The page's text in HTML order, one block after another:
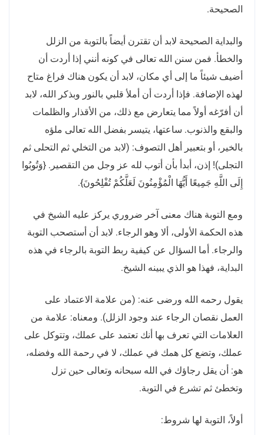
الصحيحة.
والبداية الصحيحة لابد أن تقترن أيضاً بالتوبة من الزلل
والخطأ. فمن سنن الله تعالى في كونه أنني إذا أردت أن
أضيف شيئاً ما إلى أي مكان، لابد أن يكون هناك فراغ متاح
لهذه الإضافة. فإذا أردت أن أملأ قلبي بالنور وبذكر الله، لابد
أن أفرّغه أولاً مما يتعارض مع ذلك، من الأقذار والظلمات
والبقع والذنوب. ساعتها، يتيسر بفضل الله تعالى ملؤه
بالخير، أو بتعبير أهل التصوف: (لابد من التخلي ثم التحلى ثم
التجلى)! إذن، أبدأ بأن أتوب لله عز وجل من التقصير . {وَتُوبُوا
إِلَى اللَّهِ جَمِيعًا أَيُّهَا الْمُؤْمِنُونَ لَعَلَّكُمْ تُفْلِحُونَ}.
ومع التوبة هناك معنى آخر ضروري يركز عليه الشيخ في
هذه الحكمة الأولى، ألا وهو الرجاء. لابد أن أستصحب التوبة
والرجاء. أما السؤال عن كيفية ربط التوبة بالرجاء في هذه
البداية، فهذا هو الذي يبينه الشيخ.
يقول رحمه الله ورضى عنه: (من علامة الاعتماد على
العمل نقصان الرجاء عند وجود الزلل). ومعناه: علامة من
العلامات التي تعرف بها أنك تعتمد على عملك، وتتوكل على
عملك، وتضع كل همك في عملك، لا في رحمة الله وفضله،
هو: أن يقل رجاؤك في الله سبحانه وتعالى حين تزل
وتخطئ ثم تشرع في التوبة.
أولاً، التوبة لها شروط: